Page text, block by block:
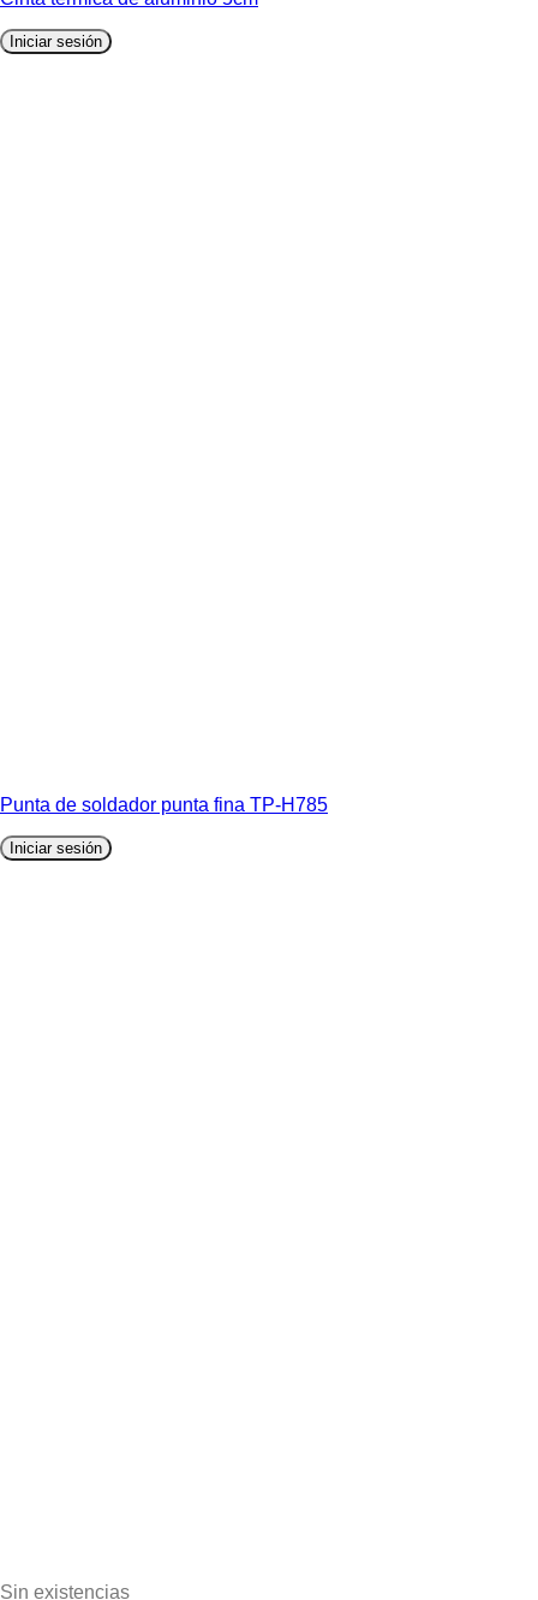
Iniciar sesión
Punta de soldador punta fina TP-H785
Iniciar sesión
Sin existencias